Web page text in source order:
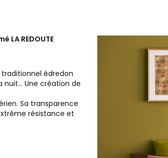
LA REDOUTE
édredon
Une création de
Sa transparence
résistance et